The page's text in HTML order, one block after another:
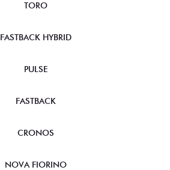
TORO
FASTBACK HYBRID
PULSE
FASTBACK
CRONOS
NOVA FIORINO